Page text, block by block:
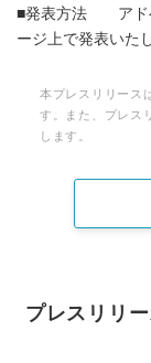
■発表方法 アドベ
ージ上で発表いた
本プレスリリース
す。また、プレス
します。
プレスリリ